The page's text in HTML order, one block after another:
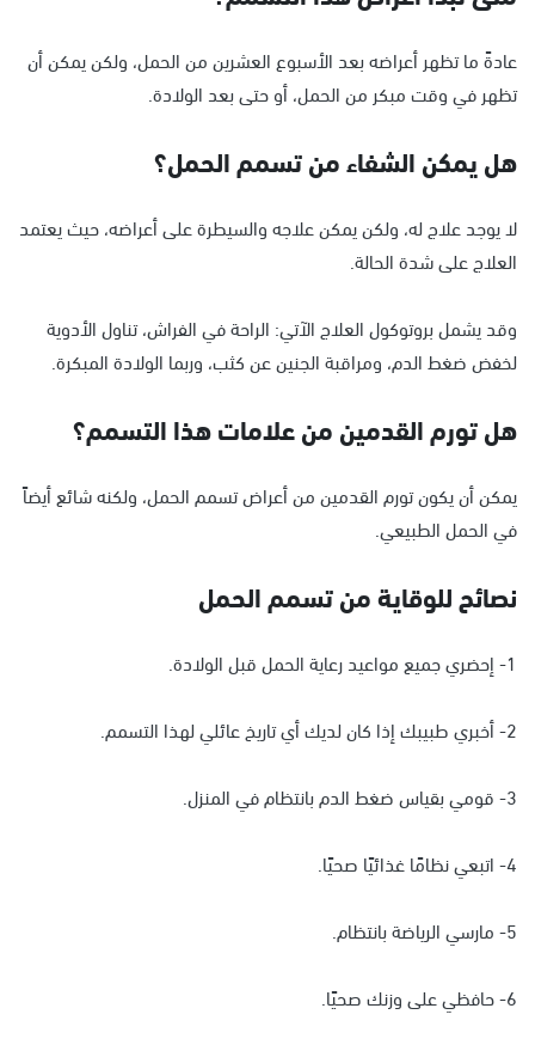
عادةً ما تظهر أعراضه بعد الأسبوع العشرين من الحمل، ولكن يمكن أن
تظهر في وقت مبكر من الحمل، أو حتى بعد الولادة.
هل يمكن الشفاء من تسمم الحمل؟
لا يوجد علاج له، ولكن يمكن علاجه والسيطرة على أعراضه، حيث يعتمد
العلاج على شدة الحالة.
وقد يشمل بروتوكول العلاج الآتي: الراحة في الفراش، تناول الأدوية
لخفض ضغط الدم، ومراقبة الجنين عن كثب، وربما الولادة المبكرة.
هل تورم القدمين من علامات هذا التسمم؟
يمكن أن يكون تورم القدمين من أعراض تسمم الحمل، ولكنه شائع أيضاً
في الحمل الطبيعي.
نصائح للوقاية من تسمم الحمل
1- إحضري جميع مواعيد رعاية الحمل قبل الولادة.
2- أخبري طبيبك إذا كان لديك أي تاريخ عائلي لهذا التسمم.
3- قومي بقياس ضغط الدم بانتظام في المنزل.
4- اتبعي نظامًا غذائيًا صحيًا.
5- مارسي الرياضة بانتظام.
6- حافظي على وزنك صحيًا.